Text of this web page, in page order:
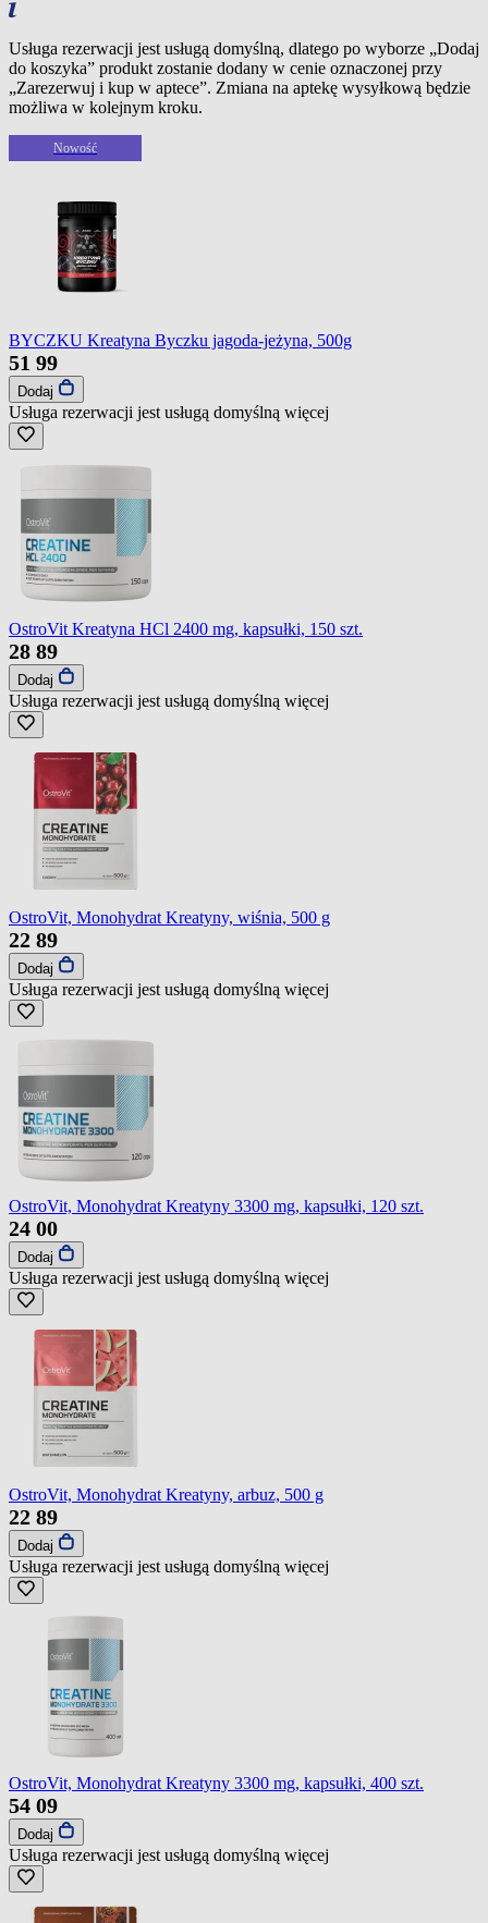
Usługa rezerwacji jest usługą domyślną, dlatego po wyborze „Dodaj
do koszyka” produkt zostanie dodany w cenie oznaczonej przy
„Zarezerwuj i kup w aptece”. Zmiana na aptekę wysyłkową będzie
możliwa w kolejnym kroku.
Nowość
BYCZKU Kreatyna Byczku jagoda-jeżyna, 500g
51 99
Dodaj
Usługa rezerwacji jest usługą domyślną więcej
OstroVit Kreatyna HCl 2400 mg, kapsułki, 150 szt.
28 89
Dodaj
Usługa rezerwacji jest usługą domyślną więcej
OstroVit, Monohydrat Kreatyny, wiśnia, 500 g
22 89
Dodaj
Usługa rezerwacji jest usługą domyślną więcej
OstroVit, Monohydrat Kreatyny 3300 mg, kapsułki, 120 szt.
24 00
Dodaj
Usługa rezerwacji jest usługą domyślną więcej
OstroVit, Monohydrat Kreatyny, arbuz, 500 g
22 89
Dodaj
Usługa rezerwacji jest usługą domyślną więcej
OstroVit, Monohydrat Kreatyny 3300 mg, kapsułki, 400 szt.
54 09
Dodaj
Usługa rezerwacji jest usługą domyślną więcej